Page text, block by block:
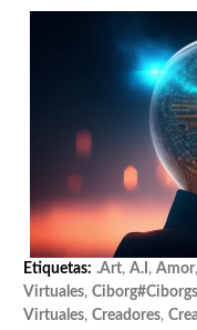
Etiquetas: .art, A.I , Amor,
Virtuales, Ciborg#ciborgs
Virtuales, Creadores,